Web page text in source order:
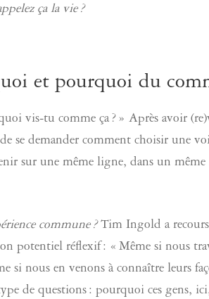
ça la vie ?
et pourquoi du
vis-tu comme ça ? » Après avoir
se demander comment choisir une
sur une même ligne, dans un
commune ?Tim Ingold a
potentiel réflexif : « Même si nous
si nous en venons à connaître leurs
de questions : pourquoi ces gens,